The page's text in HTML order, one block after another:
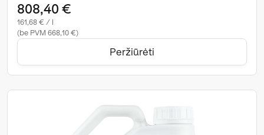
808,40 €
161,68 € / l
(be PVM 668,10 €)
Peržiūrėti